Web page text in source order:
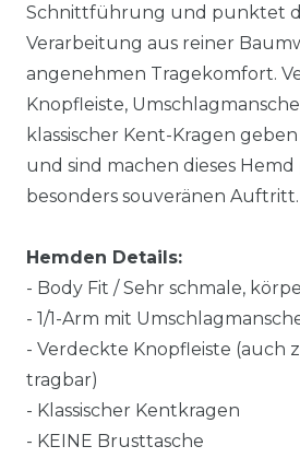
Schnittführung und punktet
Verarbeitung aus reiner
angenehmen Tragekomfort.
Knopfleiste,
klassischer Kent-Kragen
und sind machen dieses
besonders souveränen Auftritt.
Hemden Details:
- Body Fit / Sehr schmale,
- 1/1-Arm mit
- Verdeckte Knopfleiste (auch
tragbar)
- Klassischer Kentkragen
- KEINE Brusttasche